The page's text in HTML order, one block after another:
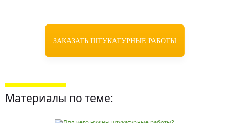
ЗАКАЗАТЬ ШТУКАТУРНЫЕ РАБОТЫ
Материалы по теме: